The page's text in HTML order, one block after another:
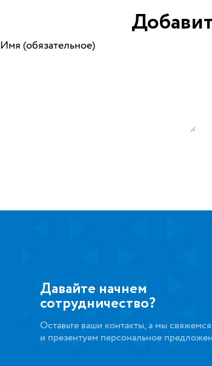
Имя (обязательное)
Давайте начнем
сотрудничество?
Оставьте ваши контакты, а мы
и презентуем персональное